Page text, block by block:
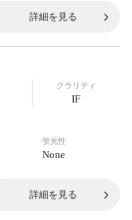
詳細を見る
クラリティ
IF
蛍光性
None
詳細を見る